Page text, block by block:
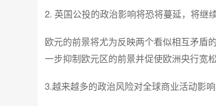
2. 英国公投的政治影响将恐将蔓延，将继
欧元的前景将尤为反映两个看似相互矛
一步抑制欧元区的前景并促使欧洲央行宽
3.越来越多的政治风险对全球商业活动影